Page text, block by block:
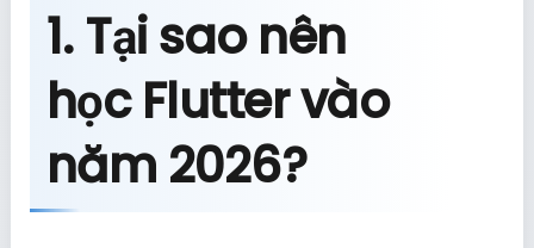
1. Tại sao nên
học Flutter vào
năm 2026?